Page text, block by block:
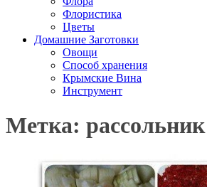
Флористика
Цветы
Домашние Заготовки
Овощи
Способ хранения
Крымские Вина
Инструмент
Метка: рассольник